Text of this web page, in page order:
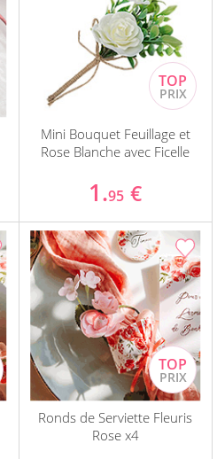
Mini Bouquet Feuillage et
Rose Blanche avec Ficelle
1.95 €
Ronds de Serviette Fleuris
Rose x4